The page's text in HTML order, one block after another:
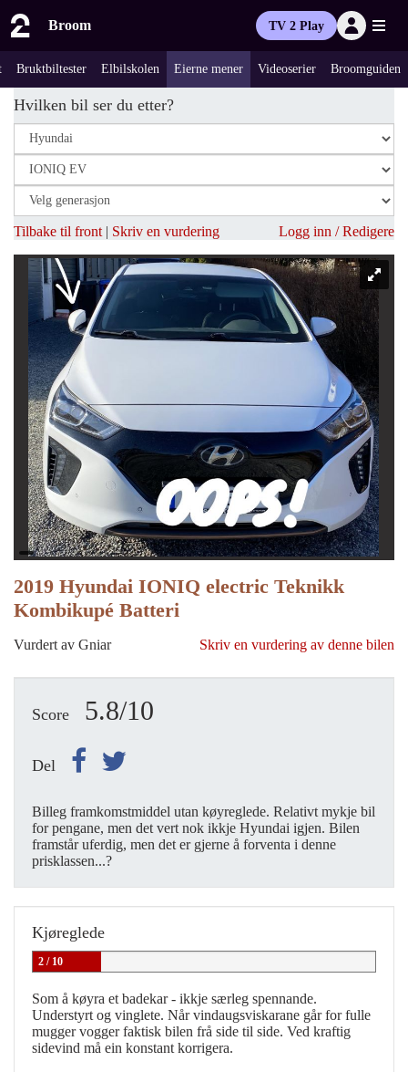
Broom TV 2 Play
Bruktbiltester Elbilskolen Eierne mener Videoserier Broomguiden
Hvilken bil ser du etter?
Tilbake til front | Skriv en vurdering Logg inn / Redigere
2019 Hyundai IONIQ electric Teknikk
Kombikupé Batteri
Vurdert av Gniar Skriv en vurdering av denne bilen
Score 5.8/10
Del
Billeg framkomstmiddel utan køyreglede. Relativt mykje bil
for pengane, men det vert nok ikkje Hyundai igjen. Bilen
framstår uferdig, men det er gjerne å forventa i denne
prisklassen...?
Kjøreglede
2 / 10
Som å køyra et badekar - ikkje særleg spennande.
Understyrt og vinglete. Når vindaugsviskarane går for fulle
mugger vogger faktisk bilen frå side til side. Ved kraftig
sidevind må ein konstant korrigera.